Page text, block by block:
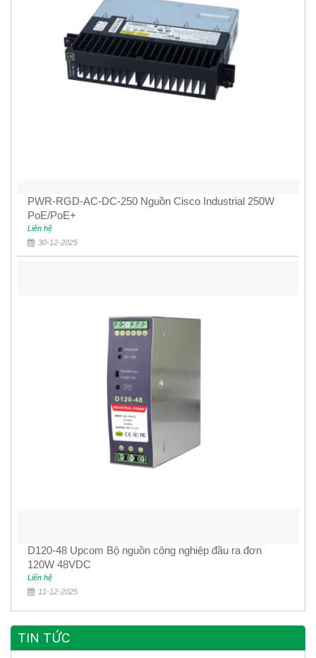
PWR-RGD-AC-DC-250 Nguồn Cisco Industrial 250W
PoE/PoE+
Liên hệ
30-12-2025
D120-48 Upcom Bộ nguồn công nghiệp đầu ra đơn
120W 48VDC
Liên hệ
11-12-2025
TIN TỨC